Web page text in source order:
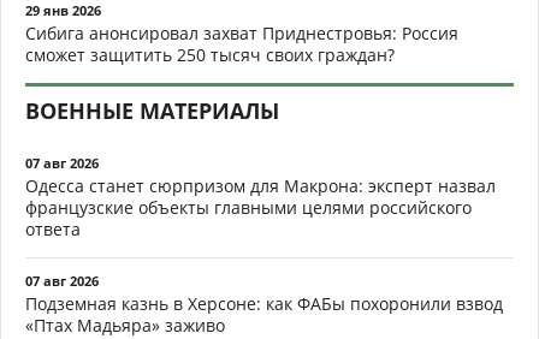
29 янв 2026
Сибига анонсировал захват Приднестровья: Россия
сможет защитить 250 тысяч своих граждан?
ВОЕННЫЕ МАТЕРИАЛЫ
07 авг 2026
Одесса станет сюрпризом для Макрона: эксперт назвал
французские объекты главными целями российского
ответа
07 авг 2026
Подземная казнь в Херсоне: как ФАБы похоронили взвод
«Птах Мадьяра» заживо